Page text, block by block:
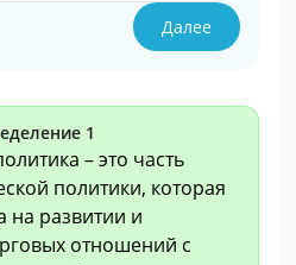
Далее
1
– это часть
политики, которая
на развитии и
отношений с